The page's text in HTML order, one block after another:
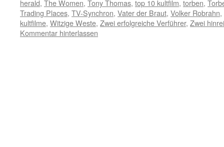
herald, The Women, Tony Thomas, top 10 kultfilm, torben,
Trading Places, TV-Synchron, Vater der Braut, Volker Robrahn,
kultfilme, Witzige Weste, Zwei erfolgreiche Verführer, Zwei
Kommentar hinterlassen